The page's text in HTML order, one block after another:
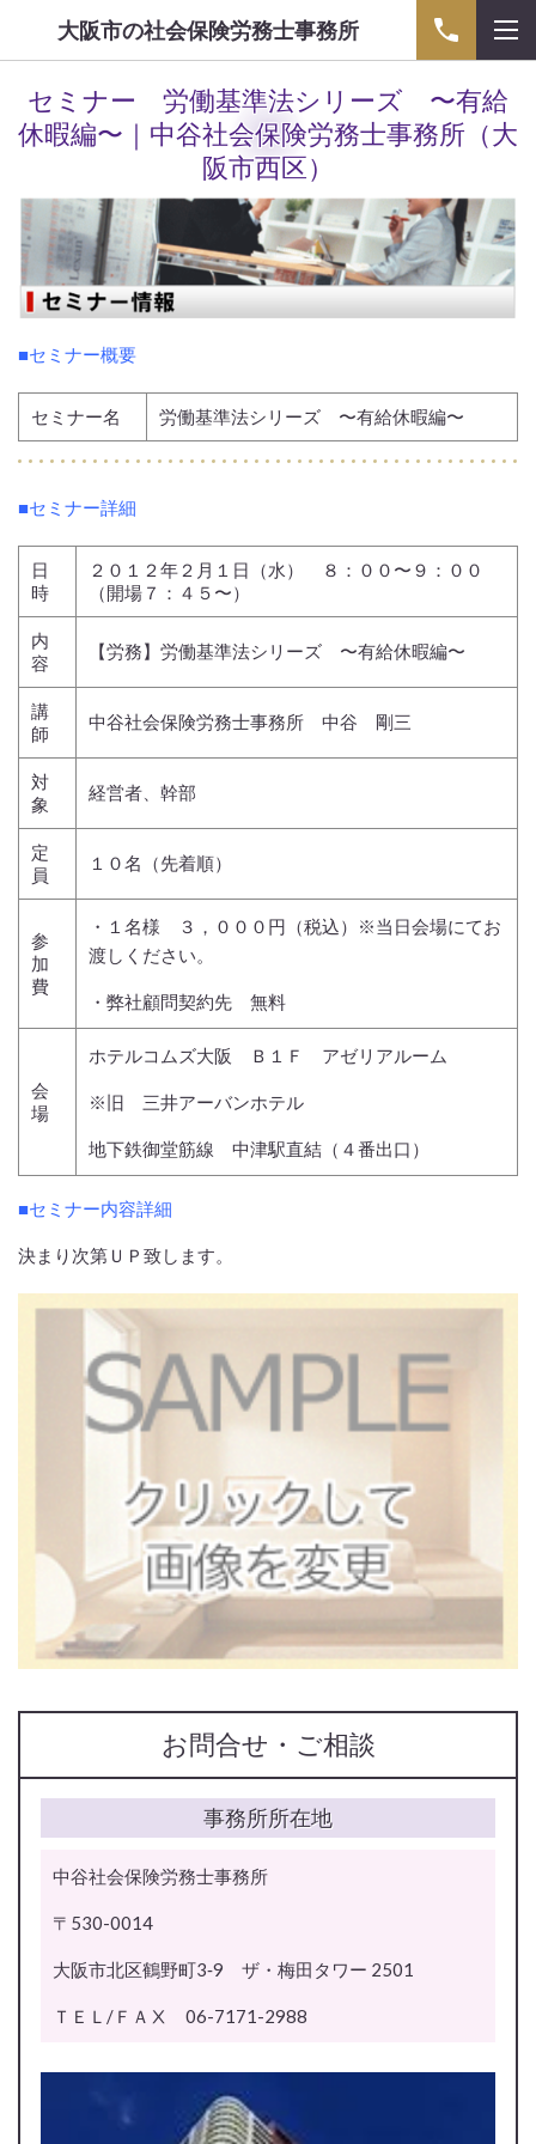
大阪市の社会保険労務士事務所
セミナー 労働基準法シリーズ 〜有給
休暇編〜｜中谷社会保険労務士事務所（大
阪市西区）
■セミナー概要
セミナー名 労働基準法シリーズ 〜有給休暇編〜
■セミナー詳細
日
時
２０１２年２月１日（水） ８：００〜９：００
（開場７：４５〜）
内
容
【労務】労働基準法シリーズ 〜有給休暇編〜
講
師
中谷社会保険労務士事務所 中谷 剛三
対
象
経営者、幹部
定
員
１０名（先着順）
参
加
費
・１名様 ３，０００円（税込）※当日会場にてお
渡しください。
・弊社顧問契約先 無料
会
場
ホテルコムズ大阪 Ｂ１Ｆ アゼリアルーム
※旧 三井アーバンホテル
地下鉄御堂筋線 中津駅直結（４番出口）
■セミナー内容詳細
決まり次第ＵＰ致します。
お問合せ・ご相談
事務所所在地
中谷社会保険労務士事務所
〒530-0014
大阪市北区鶴野町3‐9 ザ・梅田タワー 2501
ＴＥＬ/ＦＡⅩ 06-7171-2988